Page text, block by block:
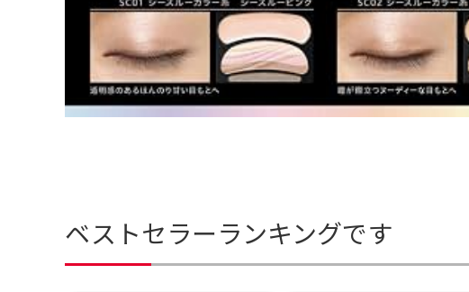
ベストセラーランキングです